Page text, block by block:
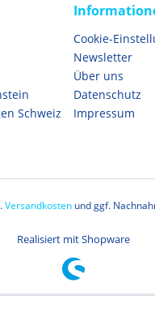
Schweiz
Cookie-
Newsletter
Über uns
Datenschutz
Impressum
Versandkostenund ggf.
Realisiert mit Shopware